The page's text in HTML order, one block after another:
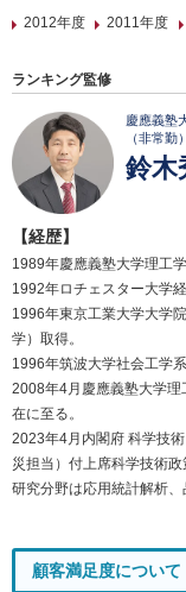
2012年度
2011年度
ランキング監修
慶應義塾
（非常勤）
鈴木
【経歴】
1989年慶應義塾大学理工
1992年ロチェスター大学
1996年東京工業大学大学
学）取得。
1996年筑波大学社会工学
2008年4月慶應義塾大学
在に至る。
2023年4月内閣府 科学技
災担当）付上席科学技術政
研究分野は応用統計解析、
顧客満足度について